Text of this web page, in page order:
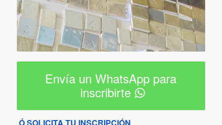
Envía un WhatsApp para
inscribirte